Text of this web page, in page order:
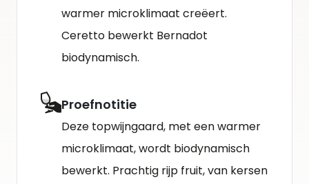
warmer microklimaat creëert.
Ceretto bewerkt Bernadot
biodynamisch.
Proefnotitie
Deze topwijngaard, met een warmer
microklimaat, wordt biodynamisch
bewerkt. Prachtig rijp fruit, van kersen